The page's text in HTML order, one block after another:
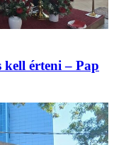
kell érteni – Pap